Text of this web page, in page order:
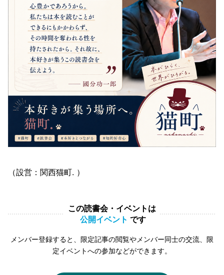
（設営：関西猫町. ）
この読書会・イベントは
公開イベント です
メンバー登録すると、限定記事の閲覧やメンバー同士の交流、限
定イベントへの参加などができます。